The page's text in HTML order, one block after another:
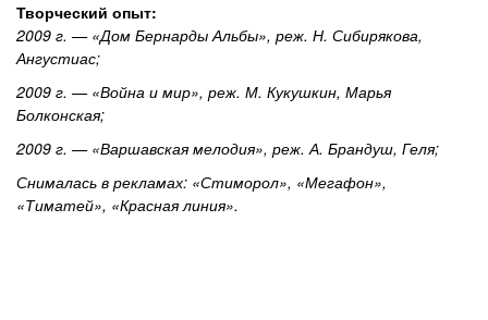
Творческий опыт:
2009 г. — «Дом Бернарды Альбы», реж. Н. Сибирякова,
Ангустиас;
2009 г. — «Война и мир», реж. М. Кукушкин, Марья
Болконская;
2009 г. — «Варшавская мелодия», реж. А. Брандуш, Геля;
Снималась в рекламах: «Стиморол», «Мегафон»,
«Тиматей», «Красная линия».